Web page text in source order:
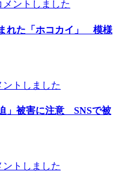
ントしました
れた「ホコカイ」 模様
トしました
」被害に注意 SNSで被
トしました